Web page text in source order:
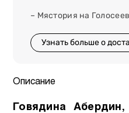
– Мястория на
Узнать больше о
Описание
Говядина